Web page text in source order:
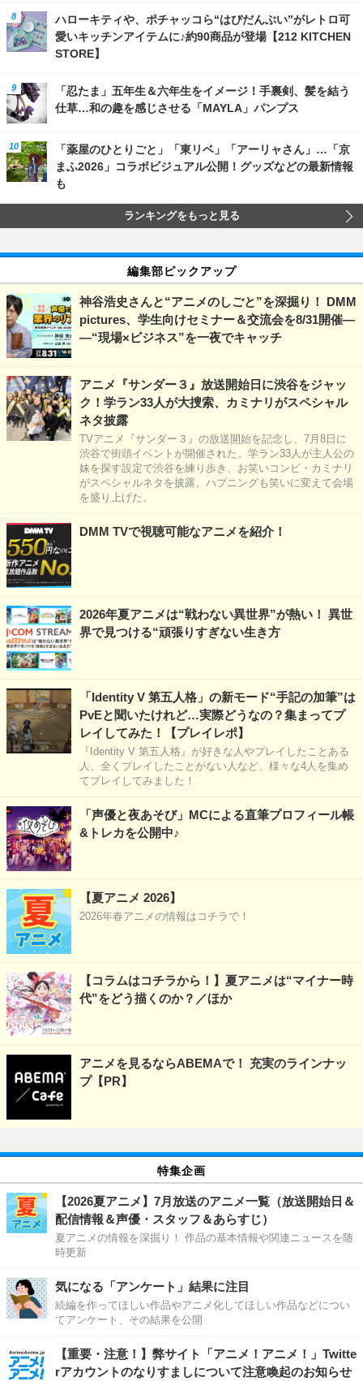
ハローキティや、ポチャッコら“はぴだんぶい”がレトロ可
愛いキッチンアイテムに♪約90商品が登場【212 KITCHEN
STORE】
「忍たま」五年生＆六年生をイメージ！手裏剣、髪を結う
仕草…和の趣を感じさせる「MAYLA」パンプス
「薬屋のひとりごと」「東リベ」「アーリャさん」…「京
まふ2026」コラボビジュアル公開！グッズなどの最新情報
も
ランキングをもっと見る
編集部ピックアップ
神谷浩史さんと“アニメのしごと”を深掘り！ DMM
pictures、学生向けセミナー＆交流会を8/31開催―
―“現場×ビジネス”を一夜でキャッチ
アニメ『サンダー３』放送開始日に渋谷をジャッ
ク！学ラン33人が大捜索、カミナリがスペシャル
ネタ披露
TVアニメ『サンダー３』の放送開始を記念し、7月8日に
渋谷で街頭イベントが開催された。学ラン33人が主人公の
妹を探す設定で渋谷を練り歩き、お笑いコンビ・カミナリ
がスペシャルネタを披露。ハプニングも笑いに変えて会場
を盛り上げた。
DMM TVで視聴可能なアニメを紹介！
2026年夏アニメは“戦わない異世界”が熱い！ 異世
界で見つける“頑張りすぎない生き方
「Identity V 第五人格」の新モード“手記の加筆”は
PvEと聞いたけれど…実際どうなの？集まってプ
レイしてみた！【プレイレポ】
『Identity V 第五人格』が好きな人やプレイしたことある
人、全くプレイしたことがない人など、様々な4人を集め
てプレイしてみました！
「声優と夜あそび」MCによる直筆プロフィール帳
&トレカを公開中♪
【夏アニメ 2026】
2026年春アニメの情報はコチラで！
【コラムはコチラから！】夏アニメは“マイナー時
代”をどう描くのか？／ほか
アニメを見るならABEMAで！ 充実のラインナッ
プ【PR】
特集企画
【2026夏アニメ】7月放送のアニメ一覧（放送開始日＆
配信情報＆声優・スタッフ＆あらすじ）
夏アニメの情報を深掘り！ 作品の基本情報や関連ニュースを随
時更新
気になる「アンケート」結果に注目
続編を作ってほしい作品やアニメ化してほしい作品などについ
てアンケート、その結果を公開
【重要・注意！】弊サイト「アニメ！アニメ！」Twitte
rアカウントのなりすましについて注意喚起のお知らせ